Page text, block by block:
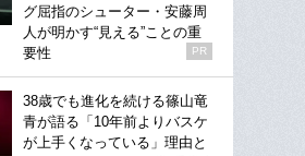
グ屈指のシューター・安藤周
人が明かす“見える”ことの重
要性
PR
38歳でも進化を続ける篠山竜
青が語る「10年前よりバスケ
が上手くなっている」理由と